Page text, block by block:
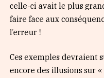
celle-ci avait le plus
faire face aux
l’erreur !
Ces exemples devraient
encore des illusions sur «